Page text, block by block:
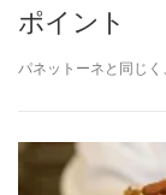
ポイント
パネットーネと同じ